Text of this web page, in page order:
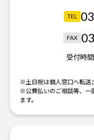
TEL
FAX
受付時間
※土日祝は個人窓口へ転送
※公費払いのご相談等、一
ます。